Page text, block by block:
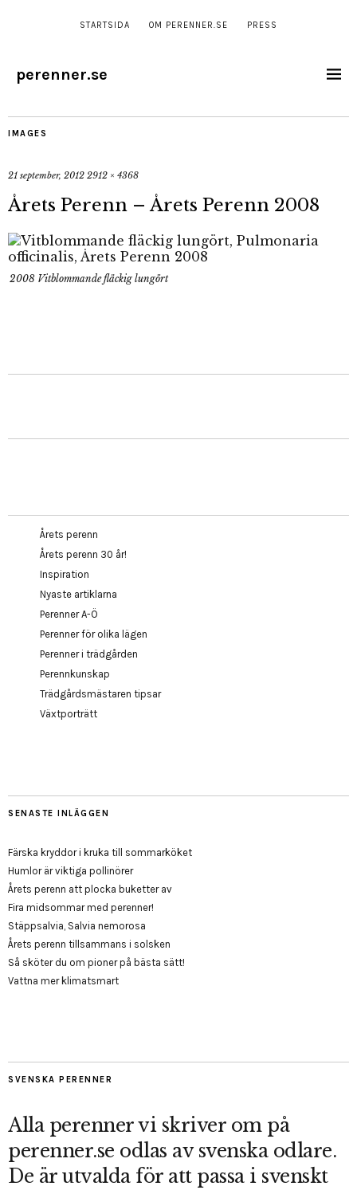
STARTSIDA OM PERENNER.SE PRESS
perenner.se
IMAGES
21 september, 2012 2912 × 4368
Årets Perenn – Årets Perenn 2008
2008 Vitblommande fläckig lungört
Årets perenn
Årets perenn 30 år!
Inspiration
Nyaste artiklarna
Perenner A-Ö
Perenner för olika lägen
Perenner i trädgården
Perennkunskap
Trädgårdsmästaren tipsar
Växtporträtt
SENASTE INLÄGGEN
Färska kryddor i kruka till sommarköket
Humlor är viktiga pollinörer
Årets perenn att plocka buketter av
Fira midsommar med perenner!
Stäppsalvia, Salvia nemorosa
Årets perenn tillsammans i solsken
Så sköter du om pioner på bästa sätt!
Vattna mer klimatsmart
SVENSKA PERENNER
Alla perenner vi skriver om på
perenner.se odlas av svenska odlare.
De är utvalda för att passa i svenskt